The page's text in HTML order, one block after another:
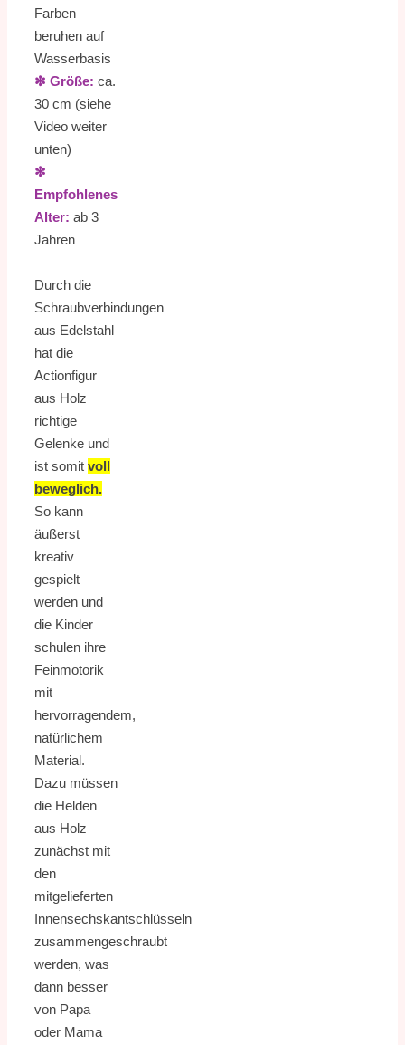
Farben
beruhen auf
Wasserbasis
✻ Größe: ca.
30 cm (siehe
Video weiter
unten)
✻
Empfohlenes
Alter: ab 3
Jahren
Durch die
Schraubverbindungen
aus Edelstahl
hat die
Actionfigur
aus Holz
richtige
Gelenke und
ist somit voll
beweglich.
So kann
äußerst
kreativ
gespielt
werden und
die Kinder
schulen ihre
Feinmotorik
mit
hervorragendem,
natürlichem
Material.
Dazu müssen
die Helden
aus Holz
zunächst mit
den
mitgelieferten
Innensechskantschlüsseln
zusammengeschraubt
werden, was
dann besser
von Papa
oder Mama